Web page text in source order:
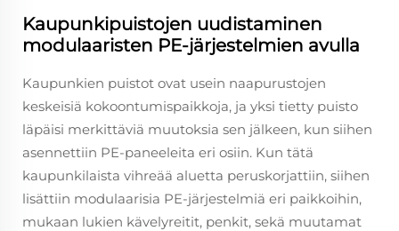
Kaupunkipuistojen uudistaminen
modulaaristen PE-järjestelmien avulla
Kaupunkien puistot ovat usein naapurustojen
keskeisiä kokoontumispaikkoja, ja yksi tietty puisto
läpäisi merkittäviä muutoksia sen jälkeen, kun siihen
asennettiin PE-paneeleita eri osiin. Kun tätä
kaupunkilaista vihreää aluetta peruskorjattiin, siihen
lisättiin modulaarisia PE-järjestelmiä eri paikkoihin,
mukaan lukien kävelyreitit, penkit, sekä muutamat